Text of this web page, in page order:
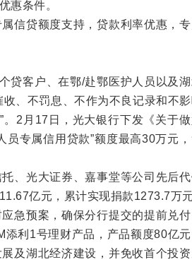
惠条件。
贷额度支持，贷款利率优惠，
客户、在鄂/赴鄂医护人员以及
、不罚息、不作为不良记录和不
。2月17日，光大银行下发《关于
员专属信用贷款”额度最高30万元
光大证券、嘉事堂等公司先后
亿元，累计实现捐款1273.7万
预案，确保分行提交的提前兑
利1号理财产品，产品额度80亿
及湖北经济建设，并免收首个投